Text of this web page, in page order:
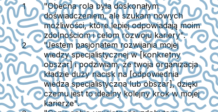
"Obecna rola była doskonałym
doświadczeniem, ale szukam nowych
możliwości, które lepiej odpowiadają moim
zdolnościom i celom rozwoju kariery".
"Jestem pasjonatem rozwijania mojej
wiedzy specjalistycznej w [konkretny
obszar] i podziwiam, że twoja organizacja
kładzie duży nacisk na [odpowiednia
wiedza specjalistyczna lub obszar], dzięki
czemu jest to idealny kolejny krok w mojej
karierze".